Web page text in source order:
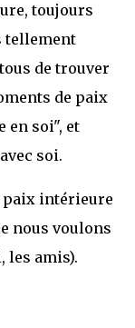
toujours
tellement
de trouver
de paix
en soi", et
soi.
paix intérieure
nous voulons
les amis).